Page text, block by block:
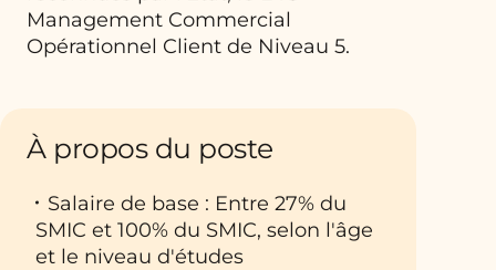
Management Commercial
Opérationnel Client de Niveau 5.
À propos du poste
Salaire de base : Entre 27% du
SMIC et 100% du SMIC, selon l'âge
et le niveau d'études